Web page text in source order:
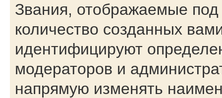
Звания, отображаемые
количество созданных
идентифицируют
модераторов и
напрямую изменять